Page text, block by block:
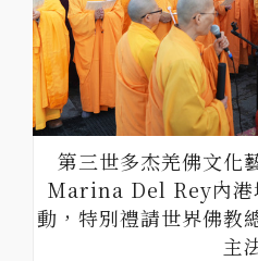
第三世多杰羌佛文化
Marina Del Rey內港
動，特別禮請世界佛教
主